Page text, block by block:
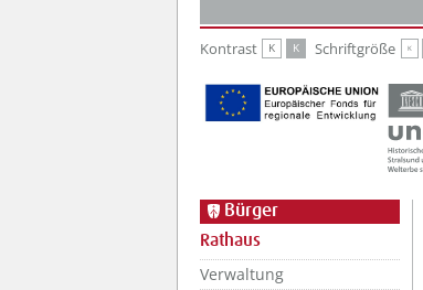
Kontrast K K Schriftgröße K
Bürger
Rathaus
Verwaltung